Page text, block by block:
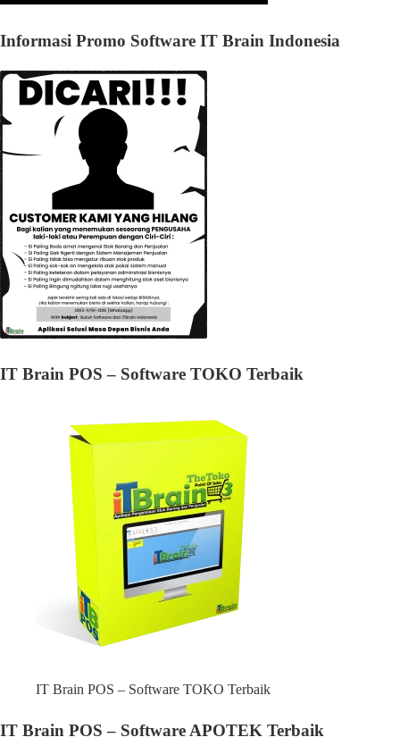
Informasi Promo Software IT Brain Indonesia
IT Brain POS – Software TOKO Terbaik
IT Brain POS – Software TOKO Terbaik
IT Brain POS – Software APOTEK Terbaik